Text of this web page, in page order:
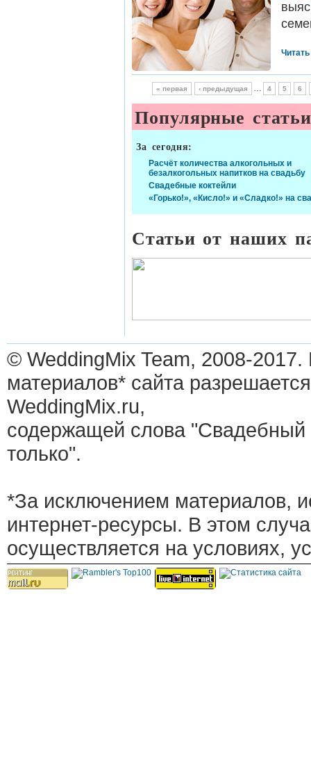
« первая ‹ предыдущая … 4 5 6
Популярные статьи
За сегодня:
Расчёт количества алкогольных и
безалкогольных напитков на свадьбу
Свадебные коктейли
«Горько!», «Кисло!» и «Сладко!» на
Статьи от наших
© WeddingMix Team, 2008-2017.
материалов* сайта
WeddingMix.ru,
содержащей слова
только".
*За исключением материалов,
интернет-ресурсы. В этом
осуществляется на условиях,